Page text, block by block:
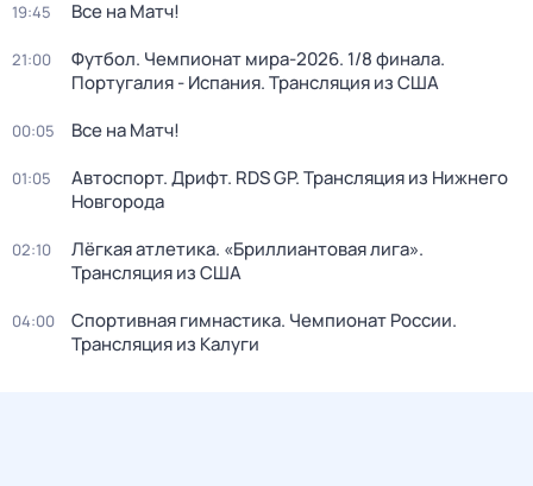
19:45 Все на Матч!
21:00
Футбол. Чемпионат мира-2026. 1/8 финала.
Португалия - Испания. Трансляция из США
00:05 Все на Матч!
01:05
Автоспорт. Дрифт. RDS GP. Трансляция из Нижнего
Новгорода
02:10
Лёгкая атлетика. «Бриллиантовая лига».
Трансляция из США
04:00
Спортивная гимнастика. Чемпионат России.
Трансляция из Калуги